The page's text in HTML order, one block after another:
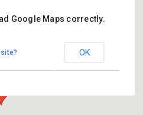
A - Sappemeer
Google Maps correctly.
OK